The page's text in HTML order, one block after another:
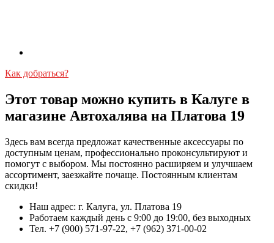
Как добраться?
Этот товар можно купить в Калуге в
магазине Автохалява на Платова 19
Здесь вам всегда предложат качественные аксессуары по
доступным ценам, профессионально проконсультируют и
помогут с выбором. Мы постоянно расширяем и улучшаем
ассортимент, заезжайте почаще. Постоянным клиентам
скидки!
Наш адрес: г. Калуга, ул. Платова 19
Работаем каждый день с 9:00 до 19:00, без выходных
Тел. +7 (900) 571-97-22, +7 (962) 371-00-02